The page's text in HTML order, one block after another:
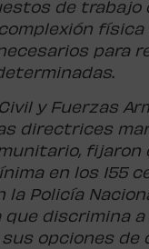
de trabajo
física
para
y Fuerzas
directrices
fijaron
en los 155
la Policía
que discrimina
opciones de